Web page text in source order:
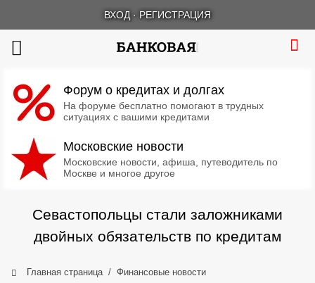
ВХОД · РЕГИСТРАЦИЯ
Форум о кредитах и долгах
На форуме бесплатно помогают в трудных
ситуациях с вашими кредитами
Московские новости
Московские новости, афиша, путеводитель по
Москве и многое другое
Севастопольцы стали заложниками
двойных обязательств по кредитам
Главная страница Финансовые новости